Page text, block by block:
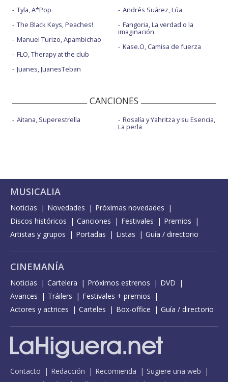
Tyla, A*Pop
The Black Keys, Peaches!
Manuel Turizo, Apambichao
FLO, Therapy at the club
Juanes, JuanesTeban
Andrés Suárez, Lúa
Fangoria, La verdad o la
imaginación
Kase.O, Camisa de fuerza
CANCIONES
Aitana, Superestrella Rosalía y Yahritza y su Esencia,
La perla
MUSICALIA
Noticias Novedades
Próximas novedades
Discos históricos
Canciones Festivales
Premios
Artistas y grupos
Portadas Listas Guía / directorio
CINEMANÍA
Noticias Cartelera Próximos estrenos
DVD
Avances
Tráilers
Festivales + premios
Actores y actrices
Carteles Box-office Guía / directorio
Contacto Redacción Recomienda
Sugiere una web